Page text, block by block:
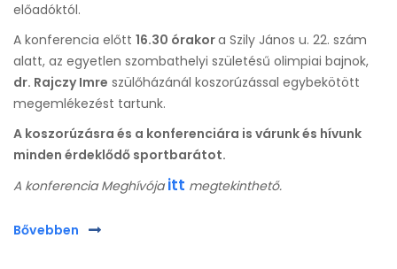
előadóktól.
A konferencia előtt 16.30 órakora Szily János u. 22. szám
alatt, az egyetlen szombathelyi születésű olimpiai bajnok,
dr. Rajczy Imre szülőházánál koszorúzással egybekötött
megemlékezést tartunk.
A koszorúzásra és a konferenciára is várunk és hívunk
minden érdeklődő sportbarátot.
A konferencia Meghívója itt megtekinthető.
Bővebben